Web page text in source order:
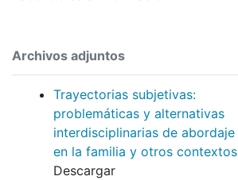
Archivos adjuntos
Trayectorias subjetivas:
problemáticas y alternativas
interdisciplinarias de abordaje
en la familia y otros contextos
Descargar